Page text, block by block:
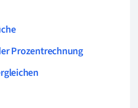
Prozentrechnung